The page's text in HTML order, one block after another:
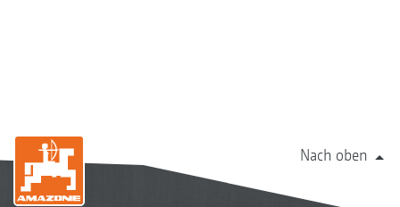
Nach oben